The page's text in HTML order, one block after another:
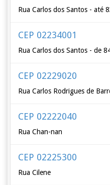
Rua Carlos dos Santos - até
CEP 02234001
Rua Carlos dos Santos - de
CEP 02229020
Rua Carlos Rodrigues de
CEP 02222040
Rua Chan-nan
CEP 02225300
Rua Cilene